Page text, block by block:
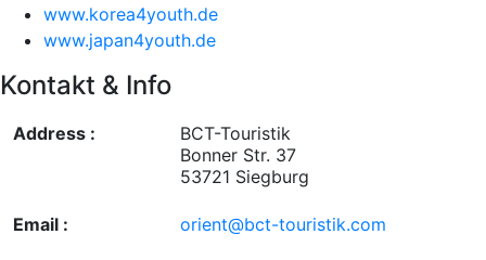
www.korea4youth.de
www.japan4youth.de
Kontakt & Info
Address :
BCT-Touristik
Bonner Str. 37
53721 Siegburg
Email : orient@bct-touristik.com